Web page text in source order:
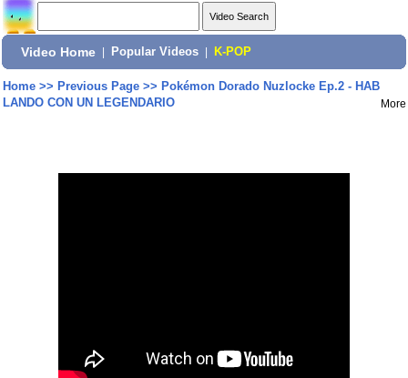
Video Home Popular Videos K-POP
Home>> Previous Page>> Pokémon Dorado Nuzlocke Ep.2 - HAB
LANDO CON UN LEGENDARIO
More